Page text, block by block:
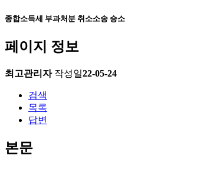
종합소득세 부과처분 취소소송 승소
페이지 정보
최고관리자 작성일22-05-24
검색
목록
답변
본문